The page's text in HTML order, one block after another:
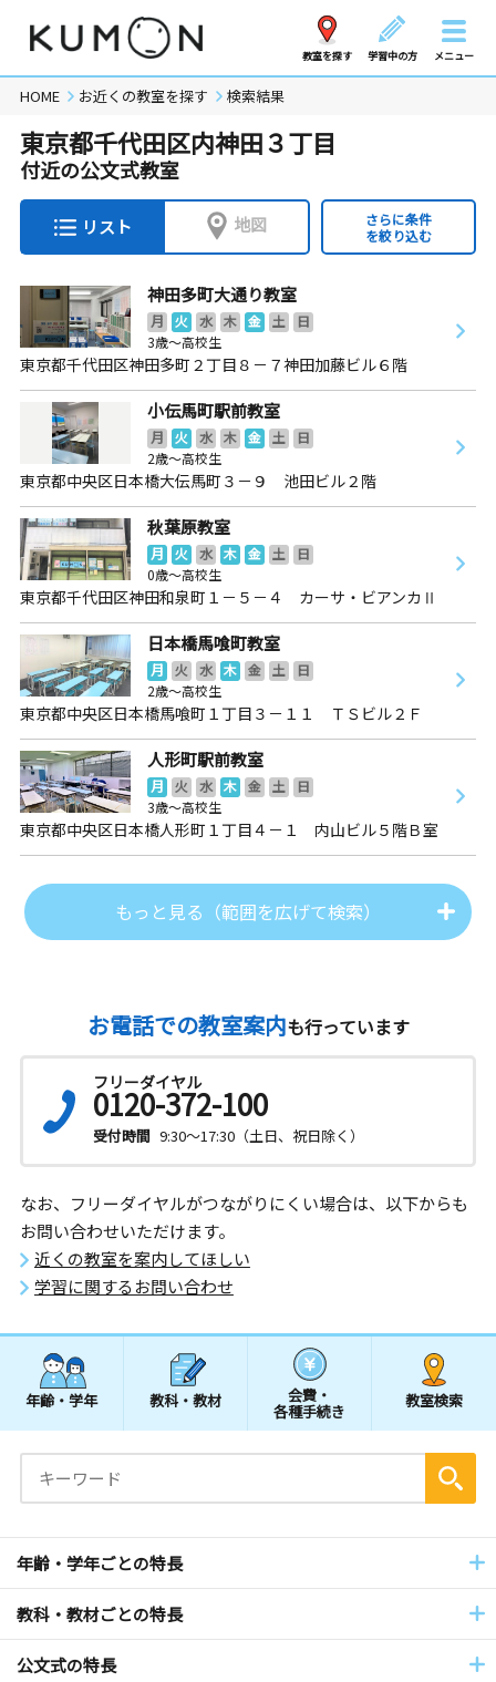
教室を探す 学習中の方 メニュー
HOME お近くの教室を探す 検索結果
東京都千代田区内神田３丁目
付近の公文式教室
リスト 地図
さらに条件
を絞り込む
神田多町大通り教室
月 火 水 木 金 土
日
3歳～高校生
東京都千代田区神田多町２丁目８－７神田加藤ビル６階
小伝馬町駅前教室
月 火 水 木 金 土
日
2歳～高校生
東京都中央区日本橋大伝馬町３－９ 池田ビル２階
秋葉原教室
月 火 水 木 金 土
日
0歳～高校生
東京都千代田区神田和泉町１－５－４ カーサ・ビアンカⅡ
日本橋馬喰町教室
月 火 水 木 金 土
日
2歳～高校生
東京都中央区日本橋馬喰町１丁目３－１１ ＴＳビル２Ｆ
人形町駅前教室
月 火 水 木 金 土
日
3歳～高校生
東京都中央区日本橋人形町１丁目４－１ 内山ビル５階Ｂ室
もっと見る（範囲を広げて検索）
お電話での教室案内も行っています
フリーダイヤル
0120-372-100
受付時間 9:30～17:30（土日、祝日除く）
なお、フリーダイヤルがつながりにくい場合は、以下からも
お問い合わせいただけます。
近くの教室を案内してほしい
学習に関するお問い合わせ
年齢・学年 教科・教材 会費・
各種手続き
教室検索
年齢・学年ごとの特長
教科・教材ごとの特長
公文式の特長